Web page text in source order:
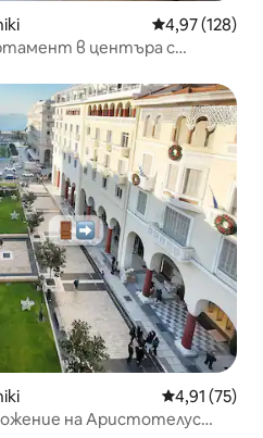
Средна
4,97 (128)
в центъра с
гостите
Средна
4,91 (75)
на Аристотелус